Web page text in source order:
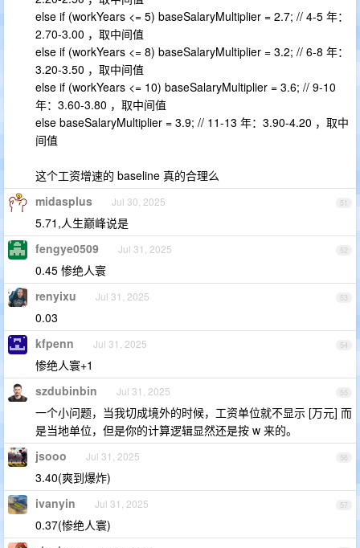
else if (workYears <= 5) baseSalaryMultiplier = 2.7; // 4-5 年：
2.70-3.00 ，取中间值
else if (workYears <= 8) baseSalaryMultiplier = 3.2; // 6-8 年：
3.20-3.50 ，取中间值
else if (workYears <= 10) baseSalaryMultiplier = 3.6; // 9-10
年：3.60-3.80 ，取中间值
else baseSalaryMultiplier = 3.9; // 11-13 年：3.90-4.20 ，取中
间值
这个工资增速的 baseline 真的合理么
51
midasplus Jul 30, 2025
5.71,人生巅峰说是
52
fengye0509 Jul 31, 2025
0.45 惨绝人寰
53
renyixu Jul 31, 2025
0.03
54
kfpenn Jul 31, 2025
惨绝人寰+1
55
szdubinbin Jul 31, 2025
一个小问题，当我切成境外的时候，工资单位就不显示 [万元] 而
是当地单位，但是你的计算逻辑显然还是按 w 来的。
56
jsooo Jul 31, 2025
3.40(爽到爆炸)
57
ivanyin Jul 31, 2025
0.37(惨绝人寰)